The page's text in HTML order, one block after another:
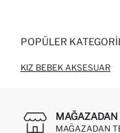
POPÜLER
KIZ BEBEK AKSESUAR
MAĞAZADAN